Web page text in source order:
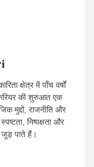
क्षेत्र में पाँच वर्षों
की शुरुआत एक
मुद्दों, राजनीति और
निष्पक्षता और
जुड़ पाते हैं।